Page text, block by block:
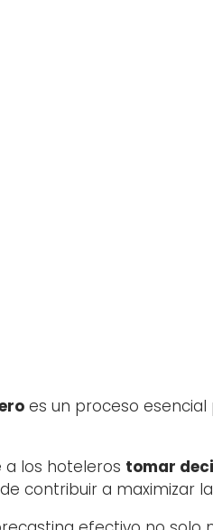
es un proceso
a los hoteleros tomar
contribuir a maximizar